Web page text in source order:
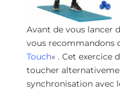
Avant de vous lancer
vous recommandons
Touch« . Cet exercice
toucher
synchronisation avec